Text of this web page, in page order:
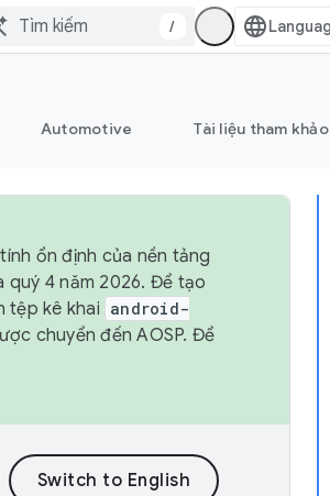
/
Automotive Tài liệu tham khảo
ổn định của nền tảng
quý 4 năm 2026. Để tạo
tệp kê khai android-
chuyển đến AOSP. Để